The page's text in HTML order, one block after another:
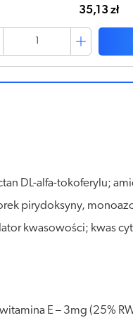
35,13 zł
DL-alfa-tokoferylu;
pirydoksyny,
kwasowości; kwas
E – 3mg (25%